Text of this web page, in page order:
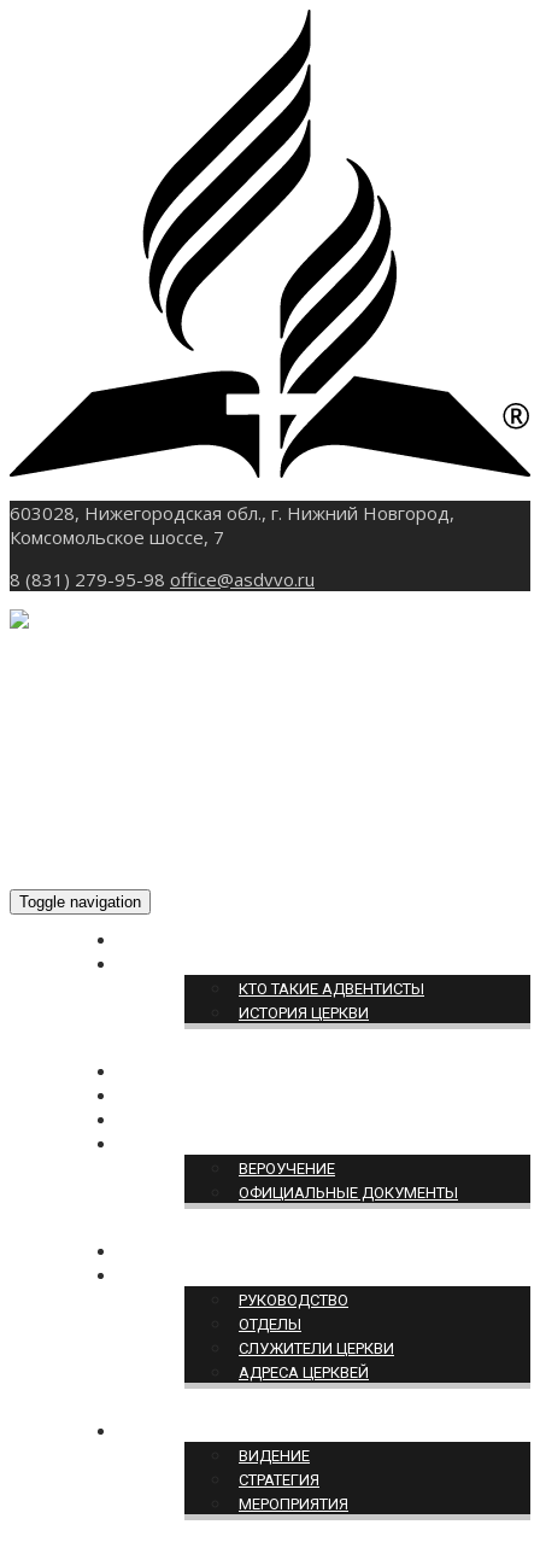
603028, Нижегородская обл., г. Нижний Новгород,
Комсомольское шоссе, 7
8 (831) 279-95-98 office@asdvvo.ru
Toggle navigation
КТО ТАКИЕ АДВЕНТИСТЫ
ИСТОРИЯ ЦЕРКВИ
ВЕРОУЧЕНИЕ
ОФИЦИАЛЬНЫЕ ДОКУМЕНТЫ
РУКОВОДСТВО
ОТДЕЛЫ
СЛУЖИТЕЛИ ЦЕРКВИ
АДРЕСА ЦЕРКВЕЙ
ВИДЕНИЕ
СТРАТЕГИЯ
МЕРОПРИЯТИЯ